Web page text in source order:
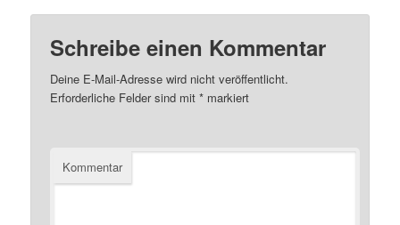
Schreibe einen Kommentar
Deine E-Mail-Adresse wird nicht veröffentlicht.
Erforderliche Felder sind mit* markiert
Kommentar